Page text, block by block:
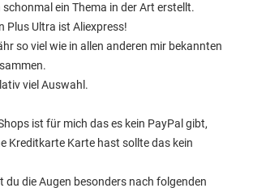
schonmal ein Thema in der Art erstellt.
Plus Ultra ist Aliexpress!
so viel wie in allen anderen mir bekannten
viel Auswahl.
ist für mich das es kein PayPal gibt,
Kreditkarte Karte hast sollte das kein
du die Augen besonders nach folgenden